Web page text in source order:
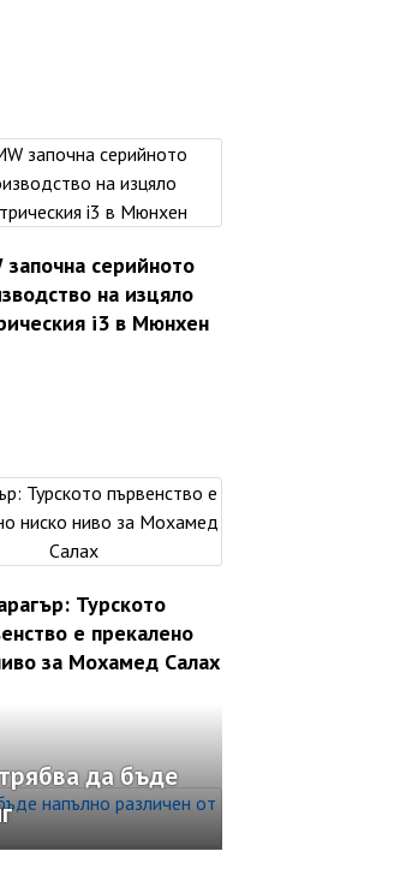
започна серийното
на изцяло
i3 в Мюнхен
Турското
е прекалено
за Мохамед Салах
да бъде